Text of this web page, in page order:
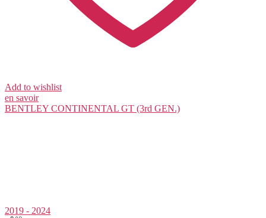
Add to wishlist
en savoir
BENTLEY CONTINENTAL GT (3rd GEN.)
2019 - 2024